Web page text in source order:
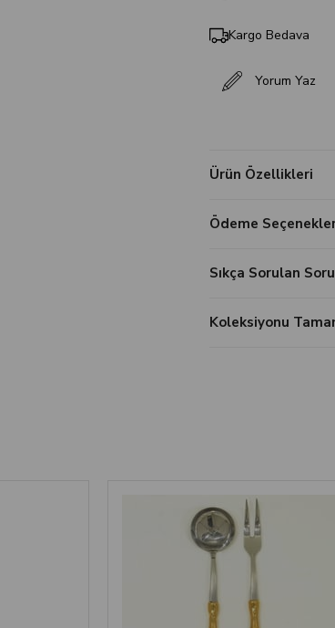
Kargo Bedava
Yorum Yaz
Ürün Özellikleri
Ödeme
Sıkça Sorulan
Koleksiyonu